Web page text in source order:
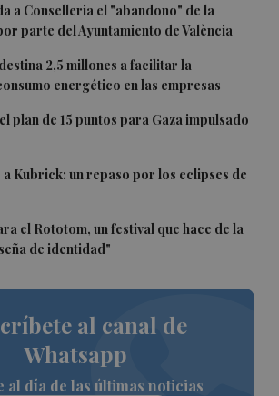
a Conselleria el "abandono" de la
parte del Ayuntamiento de València
2,5 millones a facilitar la
energético en las empresas
plan de 15 puntos para Gaza impulsado
Kubrick: un repaso por los eclipses de
el Rototom, un festival que hace de la
de identidad"
al canal de
Whatsapp
al día de las últimas noticias